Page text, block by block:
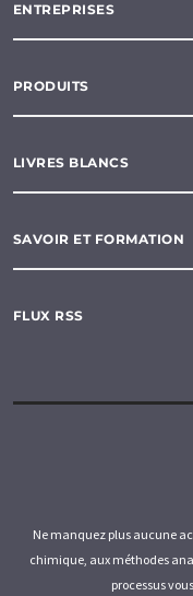
ENTREPRISES
PRODUITS
LIVRES BLANCS
SAVOIR ET FORMATION
FLUX RSS
Ne manquez plus aucune
chimique, aux méthodes
processus